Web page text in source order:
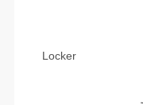
Locker